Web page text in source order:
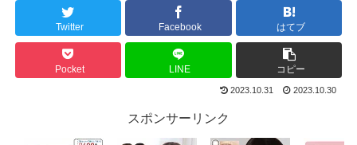
Twitter Facebook はてブ
Pocket LINE コピー
2023.10.31 2023.10.30
スポンサーリンク